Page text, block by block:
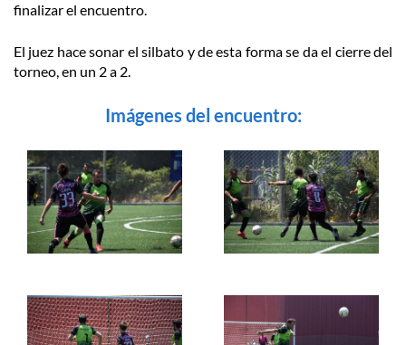
finalizar el encuentro.
El juez hace sonar el silbato y de esta forma se da el cierre del
torneo, en un 2 a 2.
Imágenes del encuentro: